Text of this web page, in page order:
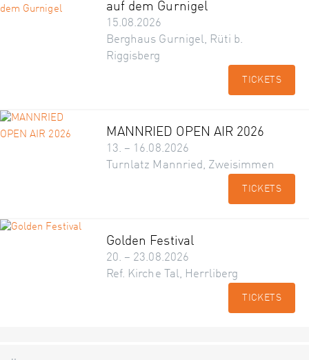
auf dem Gurnigel
15.08.2026
Berghaus Gurnigel, Rüti b.
Riggisberg
TICKETS
MANNRIED OPEN AIR 2026
13. – 16.08.2026
Turnlatz Mannried, Zweisimmen
TICKETS
Golden Festival
20. – 23.08.2026
Ref. Kirche Tal, Herrliberg
TICKETS